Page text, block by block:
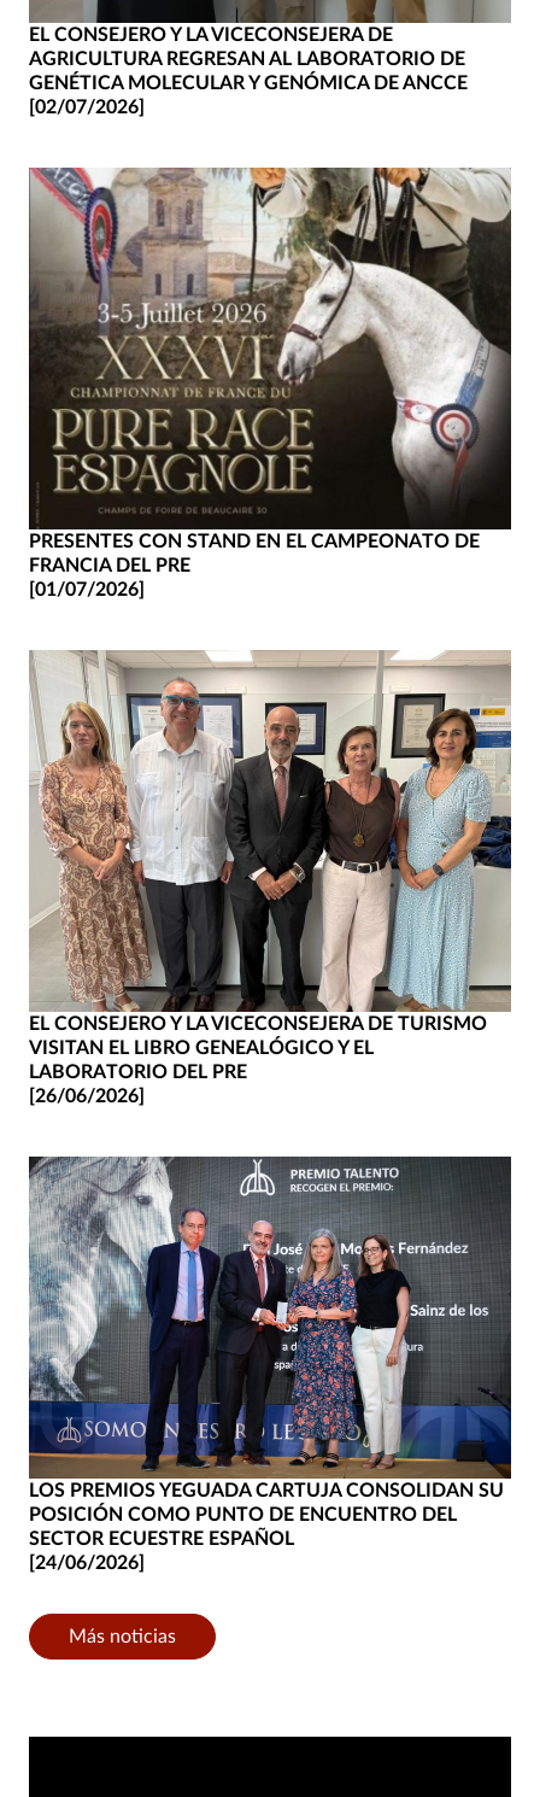
EL CONSEJERO Y LA VICECONSEJERA DE
AGRICULTURA REGRESAN AL LABORATORIO DE
GENÉTICA MOLECULAR Y GENÓMICA DE ANCCE
[02/07/2026]
PRESENTES CON STAND EN EL CAMPEONATO DE
FRANCIA DEL PRE
[01/07/2026]
EL CONSEJERO Y LA VICECONSEJERA DE TURISMO
VISITAN EL LIBRO GENEALÓGICO Y EL
LABORATORIO DEL PRE
[26/06/2026]
LOS PREMIOS YEGUADA CARTUJA CONSOLIDAN SU
POSICIÓN COMO PUNTO DE ENCUENTRO DEL
SECTOR ECUESTRE ESPAÑOL
[24/06/2026]
Más noticias